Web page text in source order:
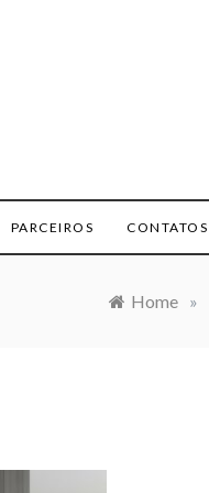
PARCEIROS CONTATOS
Home »